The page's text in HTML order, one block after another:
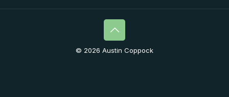
© 2026 Austin Coppock